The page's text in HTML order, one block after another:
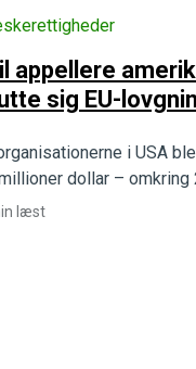
appellere
sig EU-
i USA
dollar – omkring
læst